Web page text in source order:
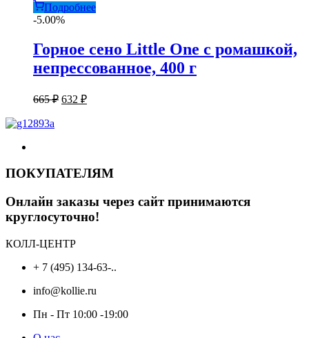
Подробнее
-5.00%
Горное сено Little One с ромашкой,
непрессованное, 400 г
665₽ Первоначальная
632 ₽Текущая
ПОКУПАТЕЛЯМ
Онлайн заказы через сайт принимаются
круглосуточно!
КОЛЛ-ЦЕНТР
+ 7 (495) 134-63-..
info@kollie.ru
Пн - Пт 10:00 -19:00